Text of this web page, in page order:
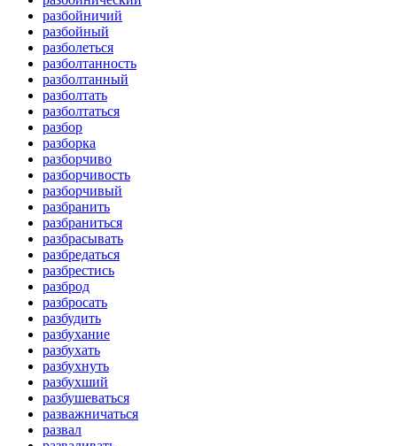
разбойничий
разбойный
разболеться
разболтанность
разболтанный
разболтать
разболтаться
разбор
разборка
разборчиво
разборчивость
разборчивый
разбранить
разбраниться
разбрасывать
разбредаться
разбрестись
разброд
разбросать
разбудить
разбухание
разбухать
разбухнуть
разбухший
разбушеваться
разважничаться
развал